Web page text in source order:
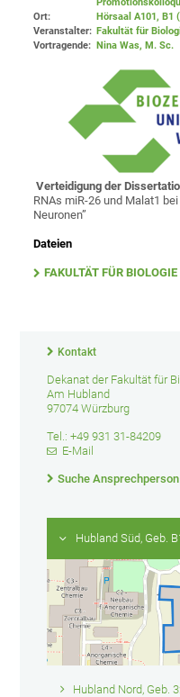
Ort:
Hörsaal A101, B1
Veranstalter: Fakultät für
Vortragende:
Nina Was, M. Sc.
Verteidigung der
RNAs miR-26 und Malat1
Neuronen”
Dateien
FAKULTÄT FÜR BIOLOGIE
Kontakt
Dekanat der Fakultät für
Am Hubland
97074 Würzburg
Tel.: +49 931 31-84209
E-Mail
Suche Ansprechperson
Hubland Süd, Geb.
Hubland Nord, Geb.